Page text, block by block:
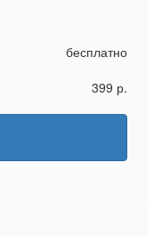
бесплатно
399 р.